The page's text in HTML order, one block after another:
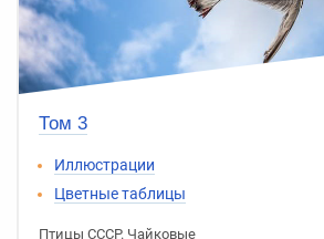
Том 3
Иллюстрации
Цветные таблицы
Птицы СССР. Чайковые